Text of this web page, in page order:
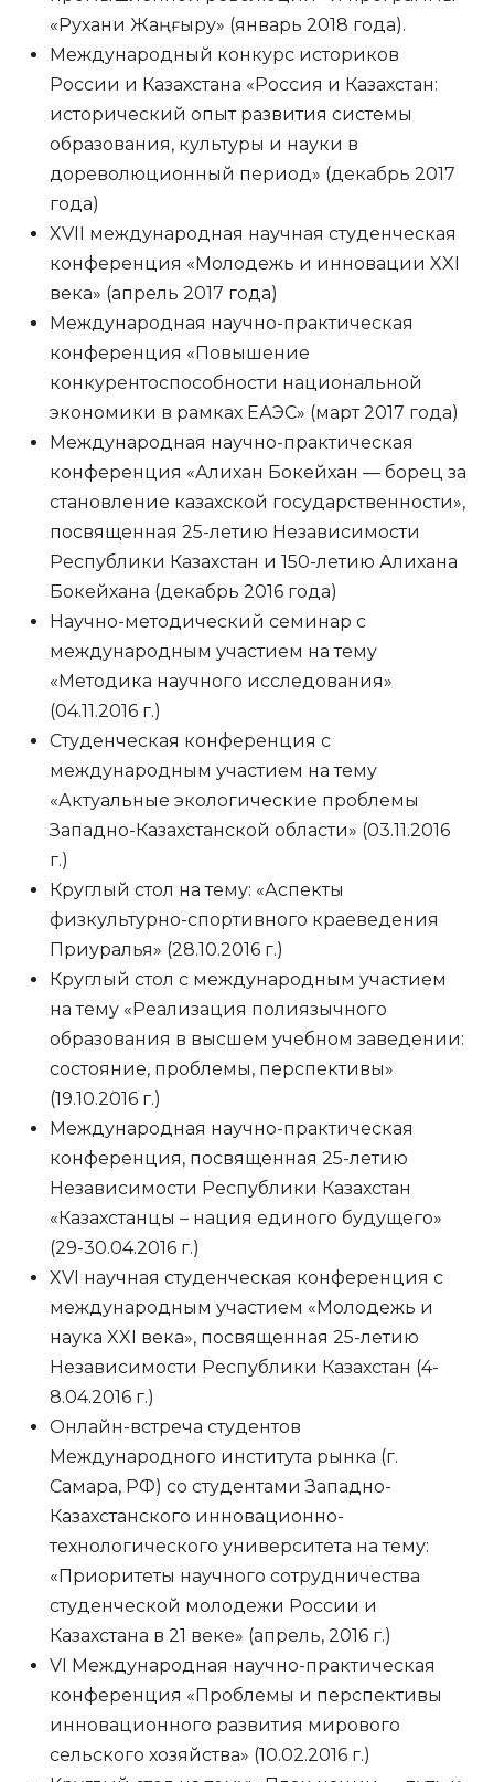
«Рухани Жаңғыру» (январь 2018 года).
Международный конкурс историков
России и Казахстана «Россия и Казахстан:
исторический опыт развития системы
образования, культуры и науки в
дореволюционный период» (декабрь 2017
года)
XVII международная научная студенческая
конференция «Молодежь и инновации XXI
века» (апрель 2017 года)
Международная научно-практическая
конференция «Повышение
конкурентоспособности национальной
экономики в рамках ЕАЭС» (март 2017 года)
Международная научно-практическая
конференция «Алихан Бокейхан — борец за
становление казахской государственности»,
посвященная 25-летию Независимости
Республики Казахстан и 150-летию Алихана
Бокейхана (декабрь 2016 года)
Научно-методический семинар с
международным участием на тему
«Методика научного исследования»
(04.11.2016 г.)
Студенческая конференция с
международным участием на тему
«Актуальные экологические проблемы
Западно-Казахстанской области» (03.11.2016
г.)
Круглый стол на тему: «Аспекты
физкультурно-спортивного краеведения
Приуралья» (28.10.2016 г.)
Круглый стол с международным участием
на тему «Реализация полиязычного
образования в высшем учебном заведении:
состояние, проблемы, перспективы»
(19.10.2016 г.)
Международная научно-практическая
конференция, посвященная 25-летию
Независимости Республики Казахстан
«Казахстанцы – нация единого будущего»
(29-30.04.2016 г.)
XVI научная студенческая конференция с
международным участием «Молодежь и
наука XXI века», посвященная 25-летию
Независимости Республики Казахстан (4-
8.04.2016 г.)
Онлайн-встреча студентов
Международного института рынка (г.
Самара, РФ) со студентами Западно-
Казахстанского инновационно-
технологического университета на тему:
«Приоритеты научного сотрудничества
студенческой молодежи России и
Казахстана в 21 веке» (апрель, 2016 г.)
VI Международная научно-практическая
конференция «Проблемы и перспективы
инновационного развития мирового
сельского хозяйства» (10.02.2016 г.)